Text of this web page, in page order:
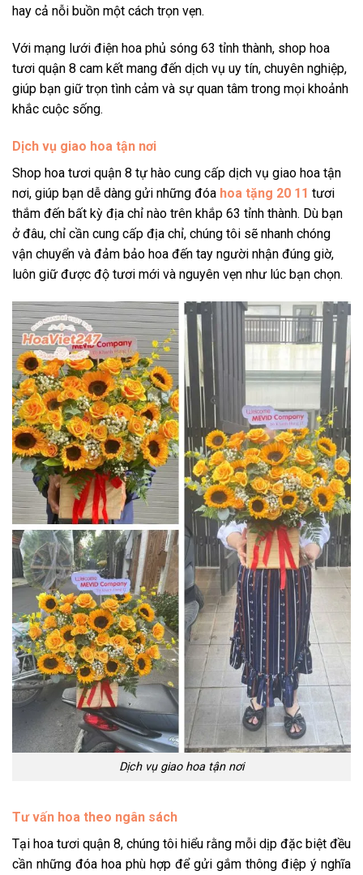
hay cả nỗi buồn một cách trọn vẹn.
Với mạng lưới điện hoa phủ sóng 63 tỉnh thành, shop hoa
tươi quận 8 cam kết mang đến dịch vụ uy tín, chuyên nghiệp,
giúp bạn giữ trọn tình cảm và sự quan tâm trong mọi khoảnh
khắc cuộc sống.
Dịch vụ giao hoa tận nơi
Shop hoa tươi quận 8 tự hào cung cấp dịch vụ giao hoa tận
nơi, giúp bạn dễ dàng gửi những đóa hoa tặng 20 11 tươi
thắm đến bất kỳ địa chỉ nào trên khắp 63 tỉnh thành. Dù bạn
ở đâu, chỉ cần cung cấp địa chỉ, chúng tôi sẽ nhanh chóng
vận chuyển và đảm bảo hoa đến tay người nhận đúng giờ,
luôn giữ được độ tươi mới và nguyên vẹn như lúc bạn chọn.
Dịch vụ giao hoa tận nơi
Tư vấn hoa theo ngân sách
Tại hoa tươi quận 8, chúng tôi hiểu rằng mỗi dịp đặc biệt đều
cần những đóa hoa phù hợp để gửi gắm thông điệp ý nghĩa